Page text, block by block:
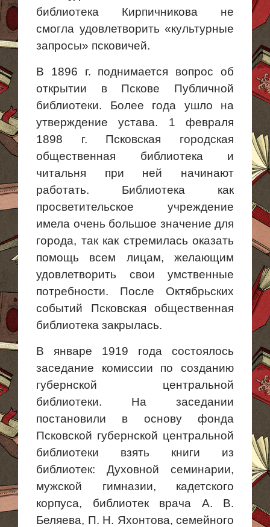
библиотека Кирпичникова не
смогла удовлетворить «культурные
запросы» псковичей.
В 1896 г. поднимается вопрос об
открытии в Пскове Публичной
библиотеки. Более года ушло на
утверждение устава. 1 февраля
1898 г. Псковская городская
общественная библиотека и
читальня при ней начинают
работать. Библиотека как
просветительское учреждение
имела очень большое значение для
города, так как стремилась оказать
помощь всем лицам, желающим
удовлетворить свои умственные
потребности. После Октябрьских
событий Псковская общественная
библиотека закрылась.
В январе 1919 года состоялось
заседание комиссии по созданию
губернской центральной
библиотеки. На заседании
постановили в основу фонда
Псковской губернской центральной
библиотеки взять книги из
библиотек: Духовной семинарии,
мужской гимназии, кадетского
корпуса, библиотек врача А. В.
Беляева, П. Н. Яхонтова, семейного